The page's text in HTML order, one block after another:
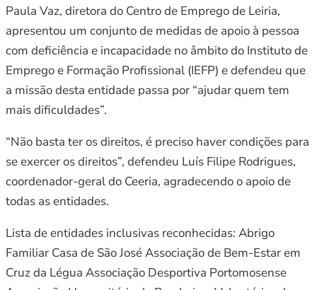
Paula Vaz, diretora do Centro de Emprego de Leiria,
apresentou um conjunto de medidas de apoio à pessoa
com deficiência e incapacidade no âmbito do Instituto de
Emprego e Formação Profissional (IEFP) e defendeu que
a missão desta entidade passa por “ajudar quem tem
mais dificuldades”.
“Não basta ter os direitos, é preciso haver condições para
se exercer os direitos”, defendeu Luís Filipe Rodrigues,
coordenador-geral do Ceeria, agradecendo o apoio de
todas as entidades.
Lista de entidades inclusivas reconhecidas: Abrigo
Familiar Casa de São José Associação de Bem-Estar em
Cruz da Légua Associação Desportiva Portomosense